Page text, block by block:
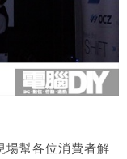
場幫各位消費者解